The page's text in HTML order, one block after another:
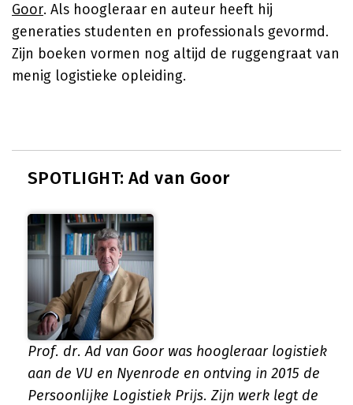
Goor. Als hoogleraar en auteur heeft hij
generaties studenten en professionals gevormd.
Zijn boeken vormen nog altijd de ruggengraat van
menig logistieke opleiding.
SPOTLIGHT: Ad van Goor
Prof. dr. Ad van Goor was hoogleraar logistiek
aan de VU en Nyenrode en ontving in 2015 de
Persoonlijke Logistiek Prijs. Zijn werk legt de